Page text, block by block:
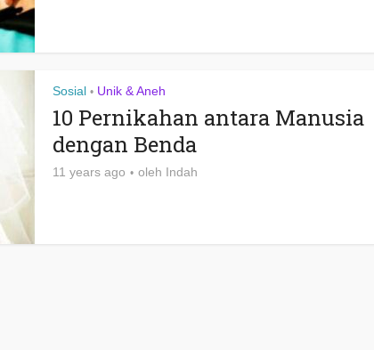
Sosial • Unik & Aneh
10 Pernikahan antara Manusia
dengan Benda
11 years ago oleh Indah